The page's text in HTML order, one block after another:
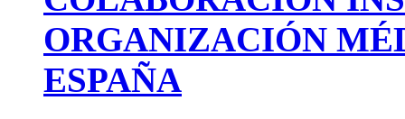
ORGANIZACIÓN
ESPAÑA